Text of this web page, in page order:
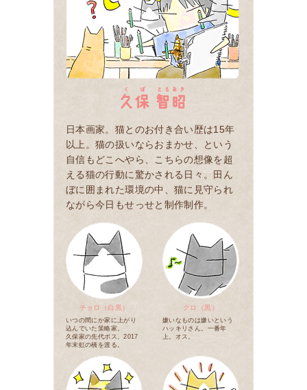
日本画家。猫とのお付き合い歴は15年
以上。猫の扱いならおまかせ、という
自信もどこへやら、こちらの想像を超
える猫の行動に驚かされる日々。田ん
ぼに囲まれた環境の中、猫に見守られ
ながら今日もせっせと制作制作。
チョロ（白黒）
いつの間にか家に上がり
込んでいた策略家。
久保家の先代ボス。2017
年末虹の橋を渡る。
クロ（黒）
嫌いなものは嫌いという
ハッキリさん。一番年
上。オス。